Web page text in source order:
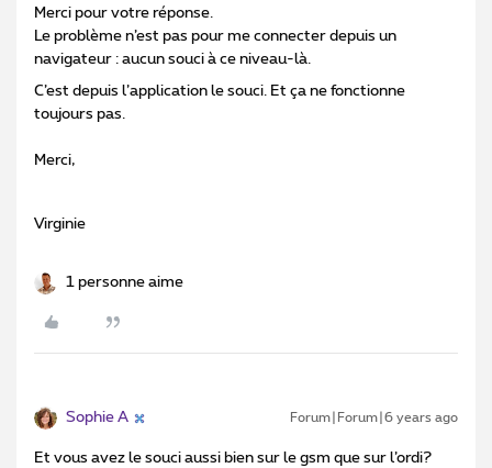
Merci pour votre réponse.
Le problème n’est pas pour me connecter depuis un
navigateur : aucun souci à ce niveau-là.
C’est depuis l’application le souci. Et ça ne fonctionne
toujours pas.
Merci,
Virginie
1 personne aime
Sophie A Forum|Forum|6 years ago
Et vous avez le souci aussi bien sur le gsm que sur l’ordi?